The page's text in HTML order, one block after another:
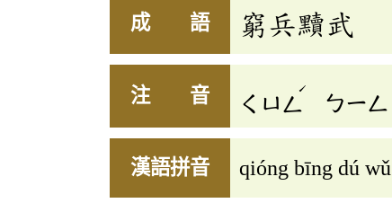
成 語 窮兵黷武
注 音 ㄑㄩㄥ
ˊ
ㄅㄧㄥ
漢語拼音 qióng bīng dú wǔ